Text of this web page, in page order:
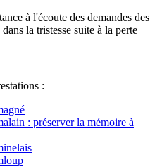
à l'écoute des demandes des
la tristesse suite à la perte
:
: préserver la mémoire à